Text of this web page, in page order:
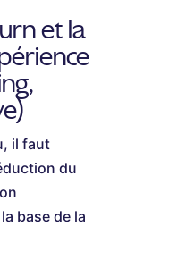
et la
il faut
du
base de la